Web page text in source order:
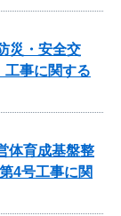
災・安全交
工事に関する
体育成基盤整
4号工事に関